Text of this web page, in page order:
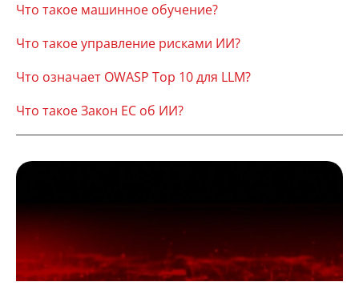
Что такое машинное обучение?
Что такое управление рисками ИИ?
Что означает OWASP Top 10 для LLM?
Что такое Закон ЕС об ИИ?